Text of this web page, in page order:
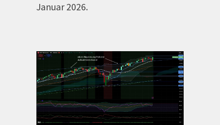
Januar 2026.